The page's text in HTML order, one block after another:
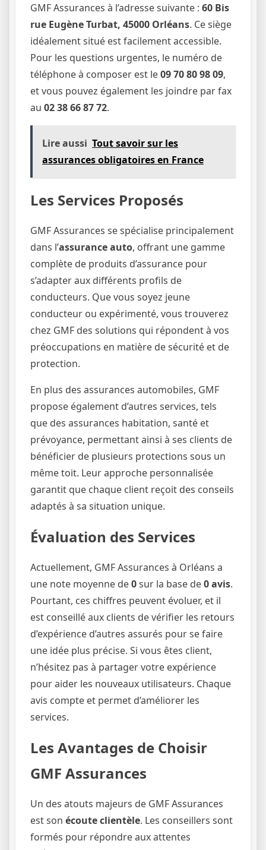
GMF Assurances à l’adresse suivante : 60 Bis
rue Eugène Turbat, 45000 Orléans. Ce siège
idéalement situé est facilement accessible.
Pour les questions urgentes, le numéro de
téléphone à composer est le09 70 80 98 09,
et vous pouvez également les joindre par fax
au 02 38 66 87 72.
Lire aussi Tout savoir sur les
assurances obligatoires en France
Les Services Proposés
GMF Assurances se spécialise principalement
dans l’assurance auto, offrant une gamme
complète de produits d’assurance pour
s’adapter aux différents profils de
conducteurs. Que vous soyez jeune
conducteur ou expérimenté, vous trouverez
chez GMF des solutions qui répondent à vos
préoccupations en matière de sécurité et de
protection.
En plus des assurances automobiles, GMF
propose également d’autres services, tels
que des assurances habitation, santé et
prévoyance, permettant ainsi à ses clients de
bénéficier de plusieurs protections sous un
même toit. Leur approche personnalisée
garantit que chaque client reçoit des conseils
adaptés à sa situation unique.
Évaluation des Services
Actuellement, GMF Assurances à Orléans a
une note moyenne de0sur la base de0 avis.
Pourtant, ces chiffres peuvent évoluer, et il
est conseillé aux clients de vérifier les retours
d’expérience d’autres assurés pour se faire
une idée plus précise. Si vous êtes client,
n’hésitez pas à partager votre expérience
pour aider les nouveaux utilisateurs. Chaque
avis compte et permet d’améliorer les
services.
Les Avantages de Choisir
GMF Assurances
Un des atouts majeurs de GMF Assurances
est son écoute clientèle. Les conseillers sont
formés pour répondre aux attentes